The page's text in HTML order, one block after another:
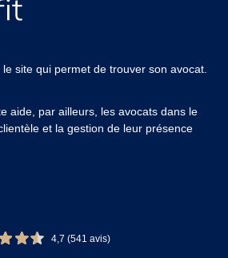
site qui permet de trouver son avocat.
aide, par ailleurs, les avocats dans le
et la gestion de leur présence
4,7 (541 avis)